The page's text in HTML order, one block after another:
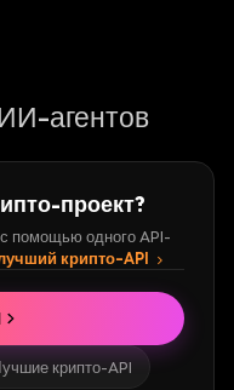
агентов
проект?
помощью одного API-
крипто-API
крипто-API